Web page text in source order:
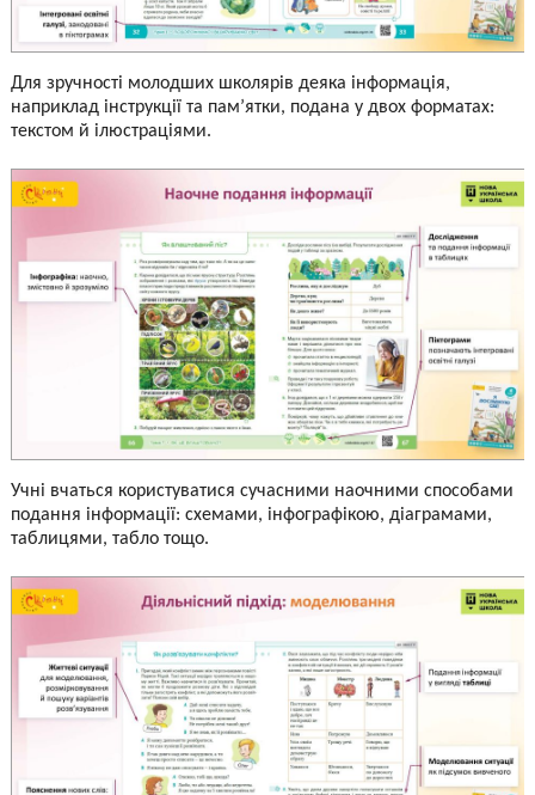
Для зручності молодших школярів деяка інформація,
наприклад інструкції та пам’ятки, подана у двох форматах:
текстом й ілюстраціями.
Учні вчаться користуватися сучасними наочними способами
подання інформації: схемами, інфографікою, діаграмами,
таблицями, табло тощо.